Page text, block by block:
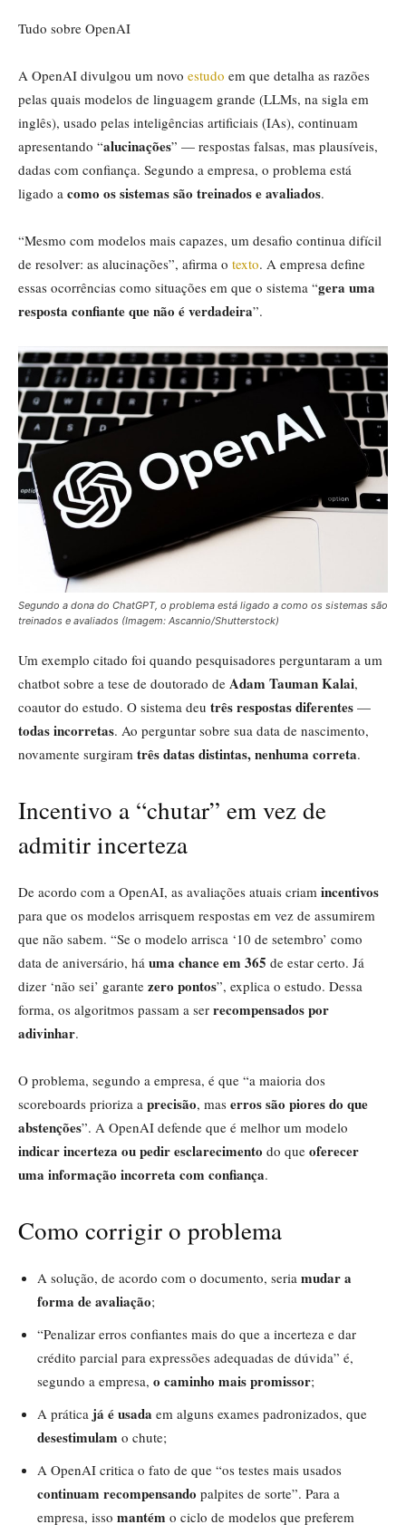
Tudo sobre OpenAI
A OpenAI divulgou um novo estudo em que detalha as razões
pelas quais modelos de linguagem grande (LLMs, na sigla em
inglês), usado pelas inteligências artificiais (IAs), continuam
apresentando “alucinações” — respostas falsas, mas plausíveis,
dadas com confiança. Segundo a empresa, o problema está
ligado a como os sistemas são treinados e avaliados.
“Mesmo com modelos mais capazes, um desafio continua difícil
de resolver: as alucinações”, afirma o texto. A empresa define
essas ocorrências como situações em que o sistema “gera uma
resposta confiante que não é verdadeira”.
Segundo a dona do ChatGPT, o problema está ligado a como os sistemas são
treinados e avaliados (Imagem: Ascannio/Shutterstock)
Um exemplo citado foi quando pesquisadores perguntaram a um
chatbot sobre a tese de doutorado de Adam Tauman Kalai,
coautor do estudo. O sistema deu três respostas diferentes —
todas incorretas. Ao perguntar sobre sua data de nascimento,
novamente surgiram três datas distintas, nenhuma correta.
Incentivo a “chutar” em vez de
admitir incerteza
De acordo com a OpenAI, as avaliações atuais criam incentivos
para que os modelos arrisquem respostas em vez de assumirem
que não sabem. “Se o modelo arrisca ‘10 de setembro’ como
data de aniversário, há uma chance em 365 de estar certo. Já
dizer ‘não sei’ garante zero pontos”, explica o estudo. Dessa
forma, os algoritmos passam a ser recompensados por
adivinhar.
O problema, segundo a empresa, é que “a maioria dos
scoreboards prioriza a precisão, mas erros são piores do que
abstenções”. A OpenAI defende que é melhor um modelo
indicar incerteza ou pedir esclarecimento do que oferecer
uma informação incorreta com confiança.
Como corrigir o problema
A solução, de acordo com o documento, seria mudar a
forma de avaliação;
“Penalizar erros confiantes mais do que a incerteza e dar
crédito parcial para expressões adequadas de dúvida” é,
segundo a empresa, o caminho mais promissor;
A prática já é usada em alguns exames padronizados, que
desestimulam o chute;
A OpenAI critica o fato de que “os testes mais usados
continuam recompensando palpites de sorte”. Para a
empresa, isso mantém o ciclo de modelos que preferem